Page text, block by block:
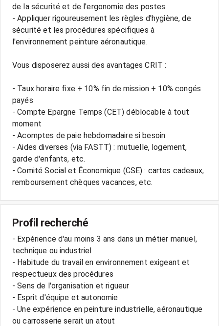
de la sécurité et de l'ergonomie des postes.
- Appliquer rigoureusement les règles d'hygiène, de
sécurité et les procédures spécifiques à
l'environnement peinture aéronautique.
Vous disposerez aussi des avantages CRIT :
- Taux horaire fixe + 10% fin de mission + 10% congés
payés
- Compte Epargne Temps (CET) déblocable à tout
moment
- Acomptes de paie hebdomadaire si besoin
- Aides diverses (via FASTT) : mutuelle, logement,
garde d'enfants, etc.
- Comité Social et Économique (CSE) : cartes cadeaux,
remboursement chèques vacances, etc.
Profil recherché
- Expérience d'au moins 3 ans dans un métier manuel,
technique ou industriel
- Habitude du travail en environnement exigeant et
respectueux des procédures
- Sens de l'organisation et rigueur
- Esprit d'équipe et autonomie
- Une expérience en peinture industrielle, aéronautique
ou carrosserie serait un atout